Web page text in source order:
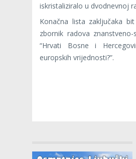
iskristaliziralo u dvodnevnoj
Konačna lista zaključaka
zbornik radova znanstveno-
“Hrvati Bosne i
europskih vrijednosti?”.